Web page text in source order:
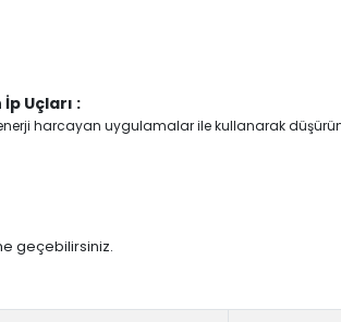
Uçları :
harcayan uygulamalar ile kullanarak
geçebilirsiniz.